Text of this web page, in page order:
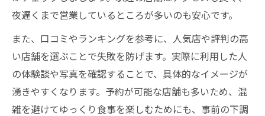
夜遅くまで営業しているところが多いのも安心です。
また、口コミやランキングを参考に、人気店や評判の高
い店舗を選ぶことで失敗を防げます。実際に利用した人
の体験談や写真を確認することで、具体的なイメージが
湧きやすくなります。予約が可能な店舗も多いため、混
雑を避けてゆっくり食事を楽しむためにも、事前の下調